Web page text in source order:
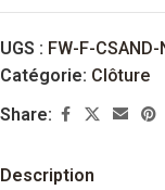
UGS : FW-F-CSAND-
Catégorie: Clôture
Share:
Description